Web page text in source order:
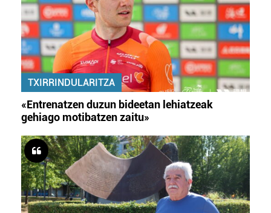
TXIRRINDULARITZA
«Entrenatzen duzun bideetan lehiatzeak
gehiago motibatzen zaitu»